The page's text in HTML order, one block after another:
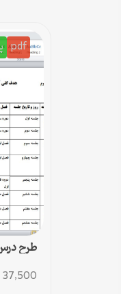
pdf
طرح
ورد
37,500